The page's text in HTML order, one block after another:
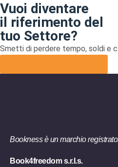
Vuoi diventare
il riferimento del
tuo Settore?
Smetti di perdere tempo, soldi e
Bookness è un marchio
Book4freedom s.r.l.s.